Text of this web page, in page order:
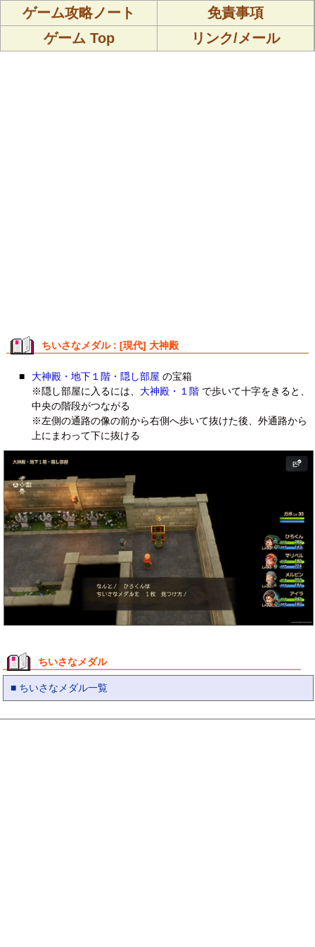
ゲーム攻略ノート
免責事項
ゲーム Top
リンク/メール
ちいさなメダル : [現代] 大神殿
■ 大神殿・地下１階・隠し部屋 の宝箱
※隠し部屋に入るには、 大神殿・１階で歩いて十字をきると、
中央の階段がつながる
※左側の通路の像の前から右側へ歩いて抜けた後、外通路から
上にまわって下に抜ける
ちいさなメダル
■ ちいさなメダル一覧